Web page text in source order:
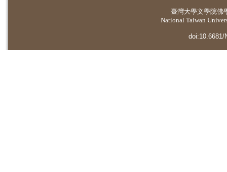
臺灣大學文學院佛
National Taiwan
doi:10.6681/